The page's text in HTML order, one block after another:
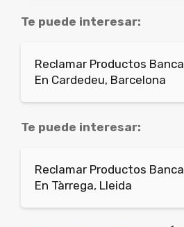
Te puede interesar:
Reclamar Productos
En Cardedeu, Barcelona
Te puede interesar:
Reclamar Productos
En Tàrrega, Lleida